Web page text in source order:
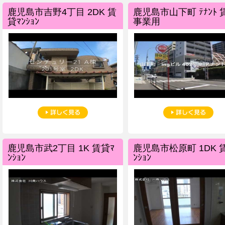
鹿児島市吉野4丁目 2DK 賃
貸ﾏﾝｼｮﾝ
鹿児島市山下町 ﾃﾅﾝﾄ
事業用
鹿児島市武2丁目 1K 賃貸ﾏ
ﾝｼｮﾝ
鹿児島市松原町 1DK
ﾝｼｮﾝ